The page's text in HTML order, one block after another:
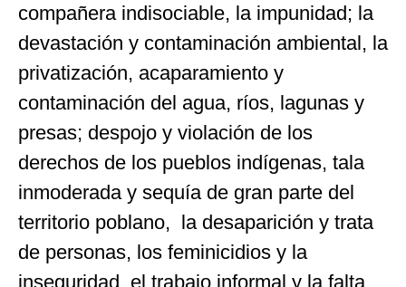
compañera indisociable, la impunidad; la
devastación y contaminación ambiental, la
privatización, acaparamiento y
contaminación del agua, ríos, lagunas y
presas; despojo y violación de los
derechos de los pueblos indígenas, tala
inmoderada y sequía de gran parte del
territorio poblano, la desaparición y trata
de personas, los feminicidios y la
inseguridad, el trabajo informal y la falta